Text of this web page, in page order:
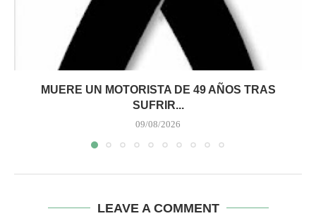
MUERE UN MOTORISTA DE 49 AÑOS TRAS
SUFRIR...
09/08/2026
LEAVE A COMMENT